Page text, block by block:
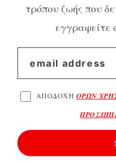
τρόπου ζωής που
εγγραφείτε
ΑΠΟΔΟΧΗ ΟΡΩΝ